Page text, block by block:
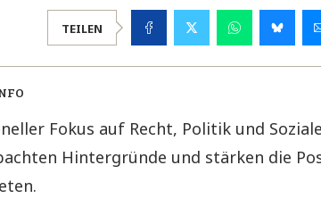
TEILEN
Fokus auf Recht, Politik und
Hintergründe und stärken die